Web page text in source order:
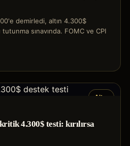
demirledi, altın 4.300$
sınavında. FOMC ve CPI
Altın
4.300$ testi: kırılırsa